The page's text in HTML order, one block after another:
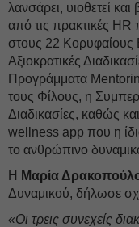
λανσάρει, υιοθετεί
από τις πρακτικές HR
στους 22 Κορυφαίους
Αξιοκρατικές
Προγράμματα
τους Φίλους, η
Διαδικασίες, καθώς
wellness app που η
το ανθρώπινο
Η Μαρία
Δυναμικού, δήλωσε
«Οι τρεις συνεχείς